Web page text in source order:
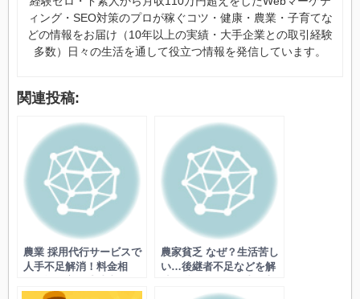
ィング・SEO対策のプロが稼ぐコツ・健康・農業・子育てな
どの情報をお届け（10年以上の実績・大手企業との取引経験
多数）日々の生活を通して役立つ情報を発信しています。
関連投稿:
農業 採用代行サービスで
人手不足解消！料金相
デメリットも
農家貧乏 なぜ？生活苦し
い…後継者不足などを解
入を増やすコツ